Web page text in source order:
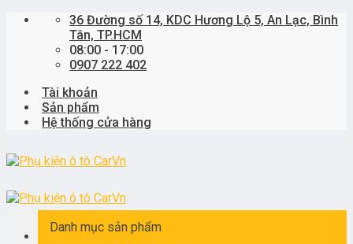
Skip
36 Đường số 14, KDC Hương Lộ 5, An Lạc, Bình
Tân, TP.HCM
08:00 - 17:00
0907 222 402
Tài khoản
Sản phẩm
Hệ thống cửa hàng
Danh mục sản phẩm